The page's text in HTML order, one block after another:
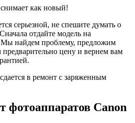
как новый!
серьезной, не спешите думать о
отдайте модель на
Мы найдем проблему, предложим
предварительно цену и вернем вам
в ремонт с заряженным
фотоаппаратов Canon